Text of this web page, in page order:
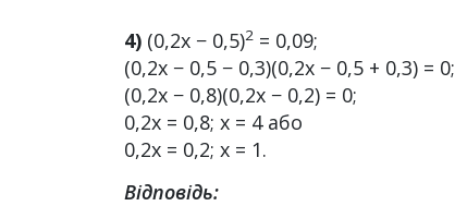
4) (0,2x − 0,5)2 = 0,09;
(0,2x − 0,5 − 0,3)(0,2x − 0,5 + 0,3) = 0;
(0,2x − 0,8)(0,2x − 0,2) = 0;
0,2x = 0,8; x = 4 або
0,2x = 0,2; x = 1.
Відповідь: